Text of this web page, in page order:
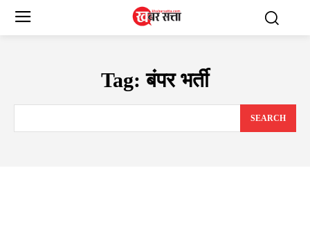
Tag:बंपर भर्ती
SEARCH